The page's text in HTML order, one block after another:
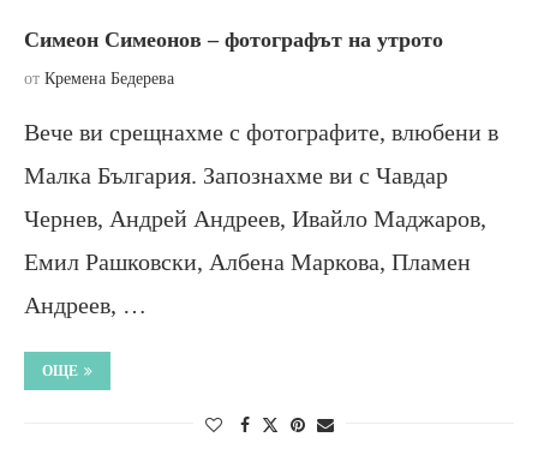
Симеон Симеонов – фотографът на утрото
от Кремена Бедерева
Вече ви срещнахме с фотографите, влюбени в
Малка България. Запознахме ви с Чавдар
Чернев, Андрей Андреев, Ивайло Маджаров,
Емил Рашковски, Албена Маркова, Пламен
Андреев, …
ОЩЕ